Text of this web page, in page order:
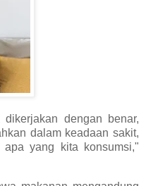
dengan benar,
dalam keadaan sakit,
yang kita konsumsi,"